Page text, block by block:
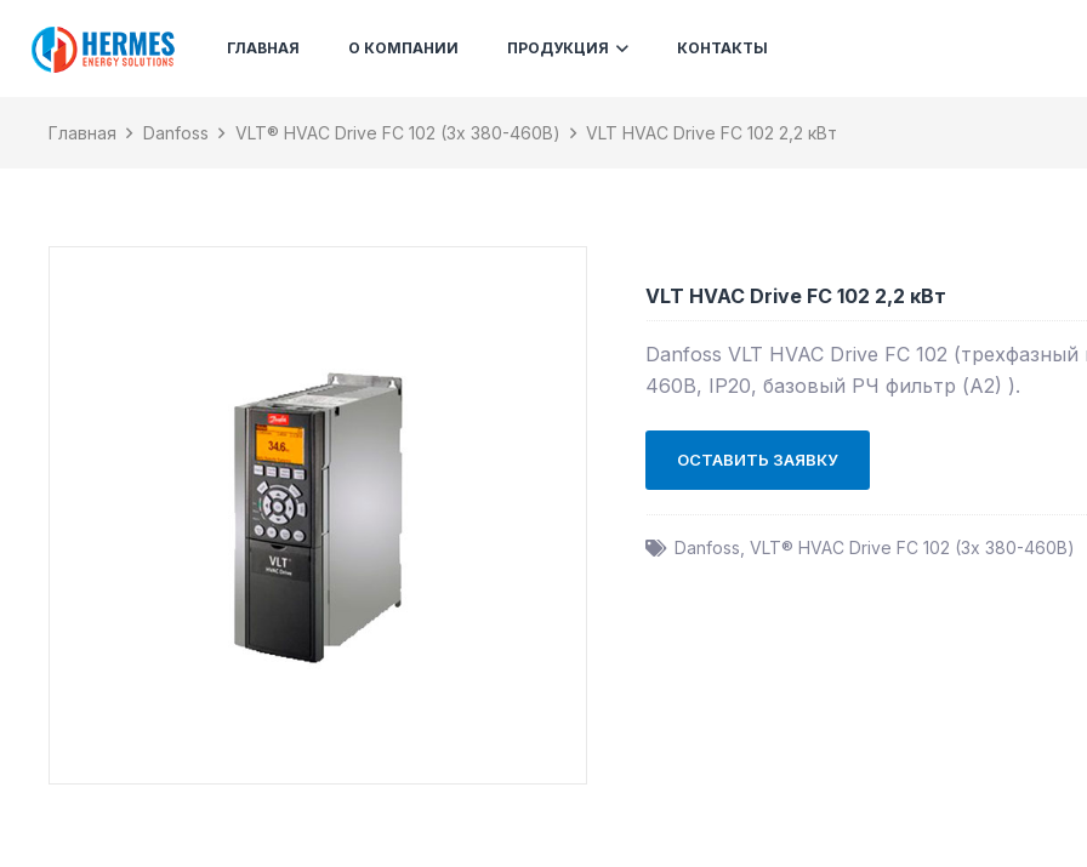
ГЛАВНАЯ О КОМПАНИИ ПРОДУКЦИЯ КОНТАКТЫ
Главная Danfoss VLT® HVAC Drive FC 102 (3х 380-460В) VLT HVAC Drive FC 102 2,2 кВт
VLT HVAC Drive FC 102 2,2 кВт
Danfoss VLT HVAC Drive FC 102
460В, IP20, базовый РЧ фильтр (А2) ).
ОСТАВИТЬ ЗАЯВКУ
Danfoss VLT® HVAC Drive FC 102 (3х 380-460В)